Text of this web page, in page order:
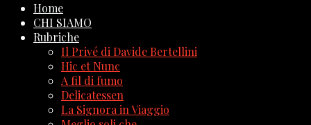
Home
CHI SIAMO
Rubriche
Il Privé di Davide Bertellini
Hic et Nunc
A fil di fumo
Delicatessen
La Signora in Viaggio